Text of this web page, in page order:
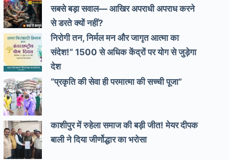
सबसे बड़ा सवाल— आखिर अपराधी अपराध करने
से डरते क्यों नहीं?
निरोगी तन, निर्मल मन और जागृत आत्मा का
संदेश!” 1500 से अधिक केंद्रों पर योग से जुड़ेगा
देश
“प्रकृति की सेवा ही परमात्मा की सच्ची पूजा”
काशीपुर में रुहेला समाज की बड़ी जीत! मेयर दीपक
बाली ने दिया जीर्णोद्धार का भरोसा